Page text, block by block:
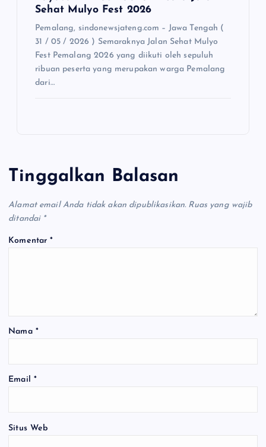
Sehat Mulyo Fest 2026
Pemalang, sindonewsjateng.com – Jawa Tengah (
31 / 05 / 2026 ) Semaraknya Jalan Sehat Mulyo
Fest Pemalang 2026 yang diikuti oleh sepuluh
ribuan peserta yang merupakan warga Pemalang
dari…
Tinggalkan Balasan
Alamat email Anda tidak akan dipublikasikan. Ruas yang wajib
ditandai *
Komentar*
Nama *
Email *
Situs Web